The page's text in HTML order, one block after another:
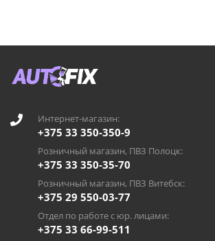
Интернет-магазин:
+375 33 350-350-9
Розничный магазин, ПВЗ Полоцк:
+375 33 350-35-70
Розничный магазин, ПВЗ Витебск:
+375 29 550-03-77
Отдел по работе с юр. лицами:
+375 33 66-99-511